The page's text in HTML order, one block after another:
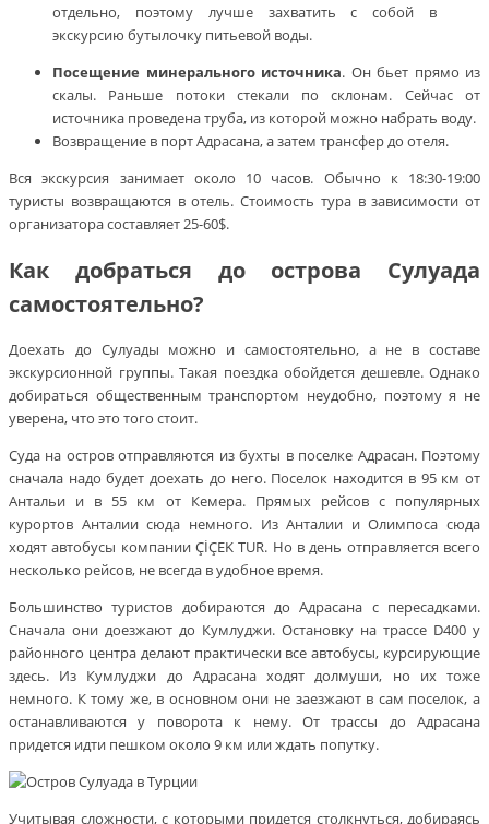
отдельно, поэтому лучше захватить с собой в
экскурсию бутылочку питьевой воды.
Посещение минерального источника. Он бьет прямо из
скалы. Раньше потоки стекали по склонам. Сейчас от
источника проведена труба, из которой можно набрать воду.
Возвращение в порт Адрасана, а затем трансфер до отеля.
Вся экскурсия занимает около 10 часов. Обычно к 18:30-19:00
туристы возвращаются в отель. Стоимость тура в зависимости от
организатора составляет 25-60$.
Как добраться до острова Сулуада
самостоятельно?
Доехать до Сулуады можно и самостоятельно, а не в составе
экскурсионной группы. Такая поездка обойдется дешевле. Однако
добираться общественным транспортом неудобно, поэтому я не
уверена, что это того стоит.
Суда на остров отправляются из бухты в поселке Адрасан. Поэтому
сначала надо будет доехать до него. Поселок находится в 95 км от
Антальи и в 55 км от Кемера. Прямых рейсов с популярных
курортов Анталии сюда немного. Из Анталии и Олимпоса сюда
ходят автобусы компании ÇİÇEK TUR. Но в день отправляется всего
несколько рейсов, не всегда в удобное время.
Большинство туристов добираются до Адрасана с пересадками.
Сначала они доезжают до Кумлуджи. Остановку на трассе D400 у
районного центра делают практически все автобусы, курсирующие
здесь. Из Кумлуджи до Адрасана ходят долмуши, но их тоже
немного. К тому же, в основном они не заезжают в сам поселок, а
останавливаются у поворота к нему. От трассы до Адрасана
придется идти пешком около 9 км или ждать попутку.
Учитывая сложности, с которыми придется столкнуться, добираясь